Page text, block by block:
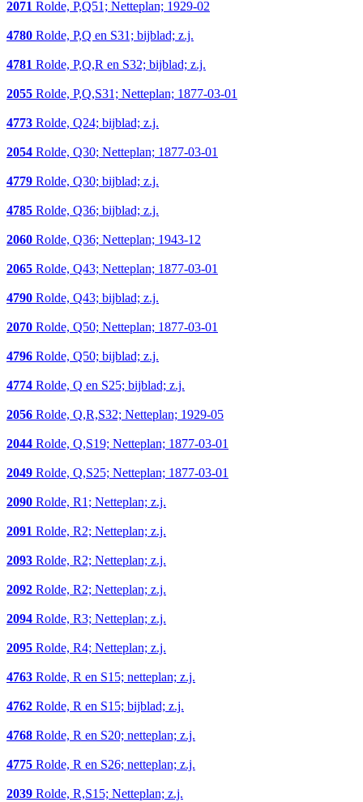
2071 Rolde, P,Q51; Netteplan; 1929-02
4780 Rolde, P,Q en S31; bijblad; z.j.
4781 Rolde, P,Q,R en S32; bijblad; z.j.
2055 Rolde, P,Q,S31; Netteplan; 1877-03-01
4773 Rolde, Q24; bijblad; z.j.
2054 Rolde, Q30; Netteplan; 1877-03-01
4779 Rolde, Q30; bijblad; z.j.
4785 Rolde, Q36; bijblad; z.j.
2060 Rolde, Q36; Netteplan; 1943-12
2065 Rolde, Q43; Netteplan; 1877-03-01
4790 Rolde, Q43; bijblad; z.j.
2070 Rolde, Q50; Netteplan; 1877-03-01
4796 Rolde, Q50; bijblad; z.j.
4774 Rolde, Q en S25; bijblad; z.j.
2056 Rolde, Q,R,S32; Netteplan; 1929-05
2044 Rolde, Q,S19; Netteplan; 1877-03-01
2049 Rolde, Q,S25; Netteplan; 1877-03-01
2090 Rolde, R1; Netteplan; z.j.
2091 Rolde, R2; Netteplan; z.j.
2093 Rolde, R2; Netteplan; z.j.
2092 Rolde, R2; Netteplan; z.j.
2094 Rolde, R3; Netteplan; z.j.
2095 Rolde, R4; Netteplan; z.j.
4763 Rolde, R en S15; netteplan; z.j.
4762 Rolde, R en S15; bijblad; z.j.
4768 Rolde, R en S20; netteplan; z.j.
4775 Rolde, R en S26; netteplan; z.j.
2039 Rolde, R,S15; Netteplan; z.j.